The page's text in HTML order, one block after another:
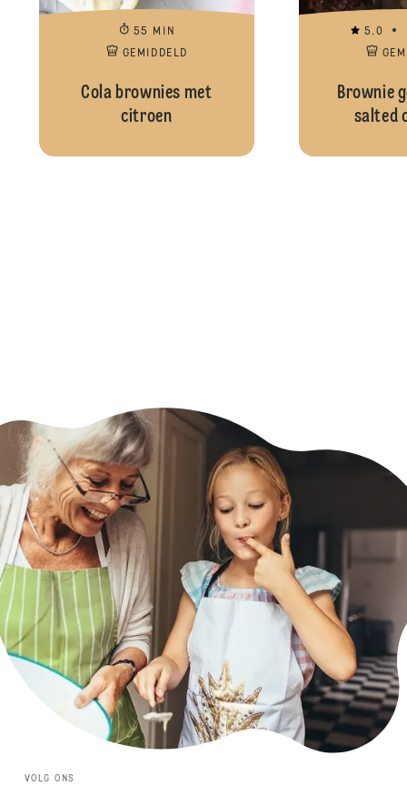
55 MIN
GEMIDDELD
Cola brownies met
citroen
5.0
Brownie
salted
VOLG ONS